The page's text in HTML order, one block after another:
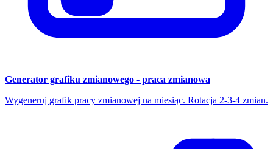
Generator grafiku zmianowego - praca zmianowa
Wygeneruj grafik pracy zmianowej na miesiąc. Rotacja 2-3-4 zmian.